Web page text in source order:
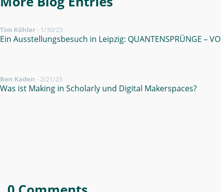
Tim Köhler- 1/30/23
Ein Ausstellungsbesuch in Leipzig: QUANTENSPRÜNGE –
Ben Kaden -2/21/23
Was ist Making in Scholarly und Digital Makerspaces?